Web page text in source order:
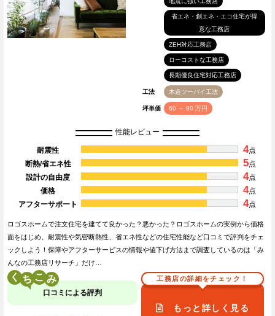
省エネ・創エネ・エコ住宅が得
意な工務店
ZEH対応工務店
ローコストな工務店
長期優良住宅対応工務店
工法 木造ツーバイ工法
坪単価 60 ～ 80 万円
性能レビュー
耐震性 4点
断熱/省エネ性
5点
設計の自由度
4点
価格
4点
アフターサポート
4点
ロゴスホームで注文住宅を建てて良かった？悪かった？ロゴスホームの実例から価格
面をはじめ、耐震性や気密断熱性、省エネ性などの住宅性能など口コミで評判をチェ
ックしよう！保障やアフターサービスの情報や値下げ方法まで調査しているのは「み
んなの工務店リサーチ」だけ…
く こ
口コミによる評判
工務店の詳細をチェック！
もっと詳しく見る